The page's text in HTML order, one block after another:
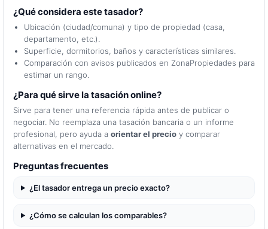
¿Qué considera este tasador?
Ubicación (ciudad/comuna) y tipo de propiedad (casa,
departamento, etc.).
Superficie, dormitorios, baños y características similares.
Comparación con avisos publicados en ZonaPropiedades para
estimar un rango.
¿Para qué sirve la tasación online?
Sirve para tener una referencia rápida antes de publicar o
negociar. No reemplaza una tasación bancaria o un informe
profesional, pero ayuda a orientar el precio y comparar
alternativas en el mercado.
Preguntas frecuentes
¿El tasador entrega un precio exacto?
¿Cómo se calculan los comparables?